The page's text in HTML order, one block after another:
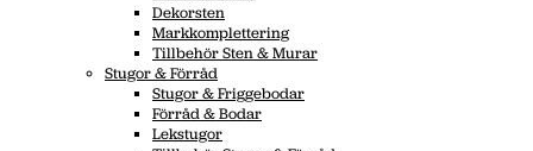
Dekorsten
Markkomplettering
Tillbehör Sten & Murar
Stugor & Förråd
Stugor & Friggebodar
Förråd & Bodar
Lekstugor